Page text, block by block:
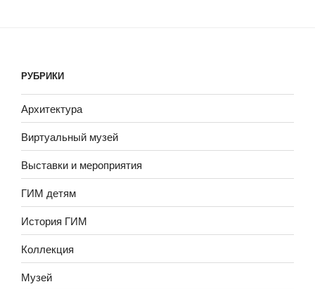
РУБРИКИ
Архитектура
Виртуальный музей
Выставки и мероприятия
ГИМ детям
История ГИМ
Коллекция
Музей